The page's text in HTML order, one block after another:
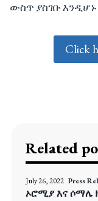
ውስጥ ያስገቡ
Click
Related
July 26, 2022 Press
ኦሮሚያ እና ሶማሌ